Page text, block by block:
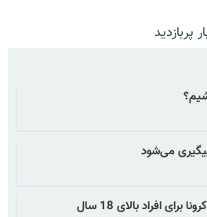
پربازدید
می‌شود
افراد بالای 18 سال